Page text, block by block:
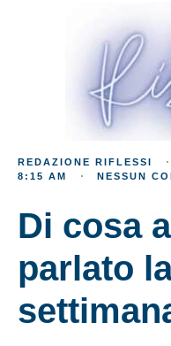
REDAZIONE RIFLESSI
8:15 AM
NESSUN
Di cosa
parlato